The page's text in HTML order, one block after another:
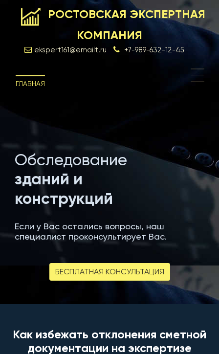
РОСТОВСКАЯ ЭКСПЕРТНАЯ
КОМПАНИЯ
ekspert161@emailt.ru +7-989-632-12-45
ГЛАВНАЯ
Обследование
зданий и
конструкций
и
Если у Вас остались вопросы, наш
специалист проконсультирует Вас.
БЕСПЛАТНАЯ КОНСУЛЬТАЦИЯ
Как избежать отклонения сметной
документации на экспертизе